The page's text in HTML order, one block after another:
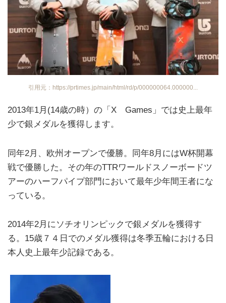
引用元：https://prtimes.jp/main/html/rd/p/000000064.000000...
2013年1月(14歳の時）の「X Games」では史上最年
少で銀メダルを獲得します。
同年2月、欧州オープンで優勝。同年8月にはW杯開幕
戦で優勝した。その年のTTRワールドスノーボードツ
アーのハーフパイプ部門において最年少年間王者にな
っている。
2014年2月にソチオリンピックで銀メダルを獲得す
る。15歳７４日でのメダル獲得は冬季五輪における日
本人史上最年少記録である。